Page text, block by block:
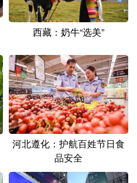
西藏：奶牛“选美”
河北遵化：护航百姓节日食
品安全